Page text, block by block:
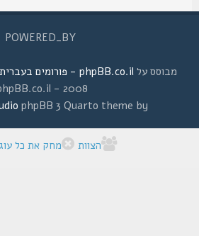
POWERED_BY
מבוסס עלphpBB.co.il - פורומים בעברית
. כל
2008 - phpBB.co.il.
phpBB 3 Quarto theme by
Studio
הצוות מחק את כל עוגיות